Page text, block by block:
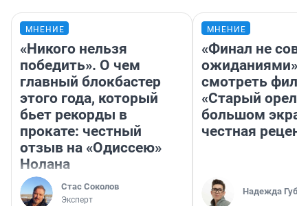
МНЕНИЕ
«Никого нельзя
победить». О чем
главный блокбастер
этого года, который
бьет рекорды в
прокате: честный
отзыв на «Одиссею»
Нолана
Стас Соколов
Эксперт
МНЕНИЕ
«Финал не
ожиданиями»:
смотреть
«Старый орел»
большом
честная
Надежда